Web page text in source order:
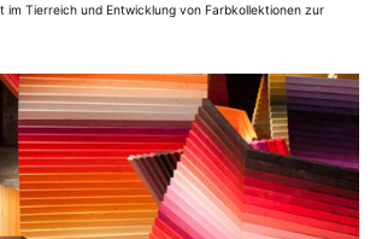
im Tierreich und Entwicklung von Farbkollektionen zur